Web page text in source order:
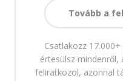
Tovább a
Csatlakozz
értesülsz mindenről,
feliratkozol, azonnal